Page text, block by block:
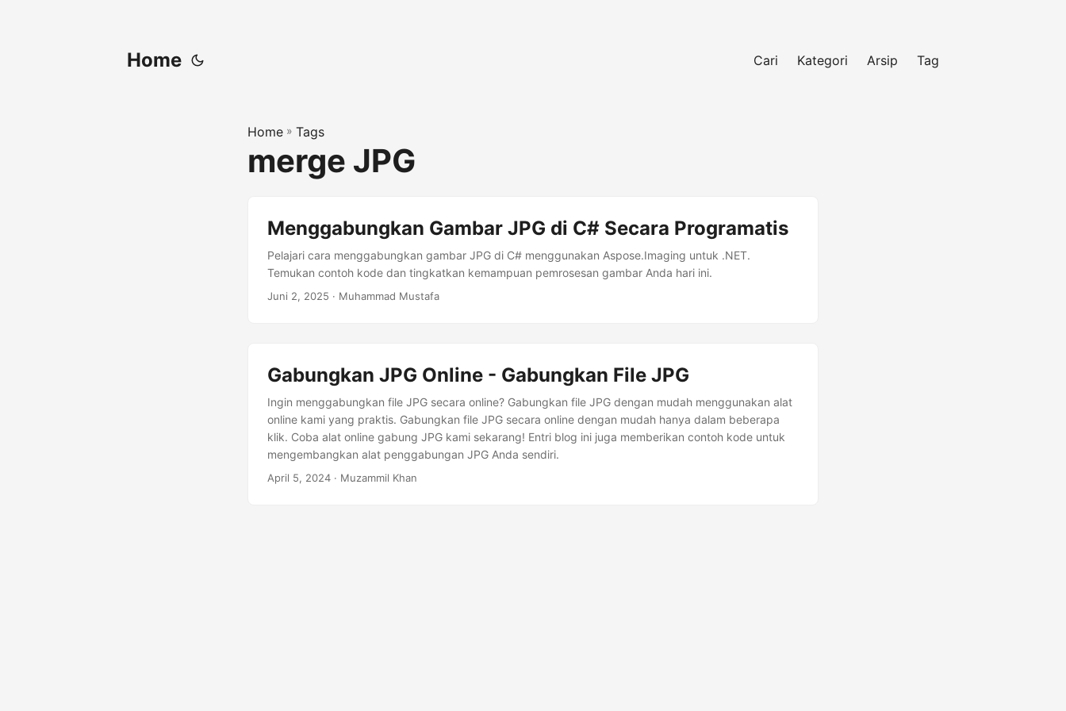
Home Cari Kategori Arsip Tag
Home » Tags
merge JPG
Menggabungkan Gambar JPG di C# Secara Programatis
Pelajari cara menggabungkan gambar JPG di C# menggunakan Aspose.Imaging untuk .NET.
Temukan contoh kode dan tingkatkan kemampuan pemrosesan gambar Anda hari ini.
Juni 2, 2025 · Muhammad Mustafa
Gabungkan JPG Online - Gabungkan File JPG
Ingin menggabungkan file JPG secara online? Gabungkan file JPG dengan mudah menggunakan alat
online kami yang praktis. Gabungkan file JPG secara online dengan mudah hanya dalam beberapa
klik. Coba alat online gabung JPG kami sekarang! Entri blog ini juga memberikan contoh kode untuk
mengembangkan alat penggabungan JPG Anda sendiri.
April 5, 2024 · Muzammil Khan